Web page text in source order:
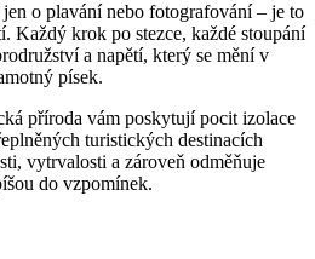
o plavání nebo fotografování – je to
Každý krok po stezce, každé stoupání
a napětí, který se mění v
písek.
příroda vám poskytují pocit izolace
turistických destinacích
vytrvalosti a zároveň odměňuje
do vzpomínek.